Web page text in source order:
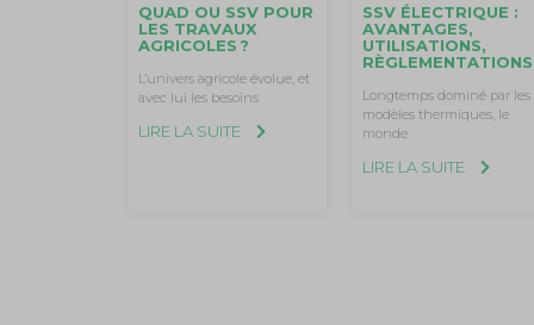
QUAD OU SSV POUR
LES TRAVAUX
AGRICOLES ?
L’univers agricole évolue, et
avec lui les besoins
LIRE LA SUITE
SSV ÉLECTRIQUE :
AVANTAGES,
UTILISATIONS,
RÈGLEMENTATIONS
Longtemps dominé par les
modèles thermiques, le
monde
LIRE LA SUITE